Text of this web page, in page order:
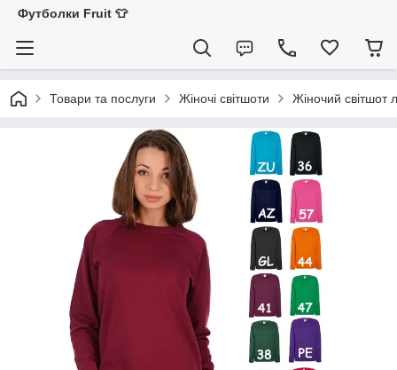
Футболки Fruit 👕
Товари та послуги Жіночі світшоти Жіночий світшот